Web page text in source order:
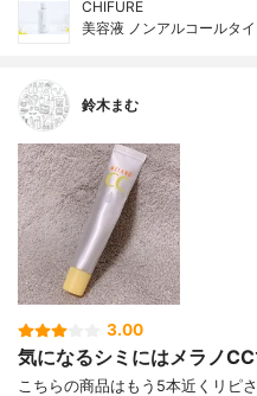
CHIFURE
美容液 ノンアルコールタ
鈴木まむ
3.00
気になるシミにはメラノCC
こちらの商品はもう5本近くリピ